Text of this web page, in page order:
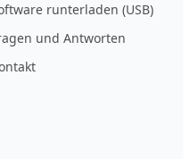
runterladen (USB)
und Antworten